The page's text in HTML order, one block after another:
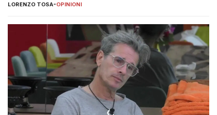
LORENZO TOSA-OPINIONI